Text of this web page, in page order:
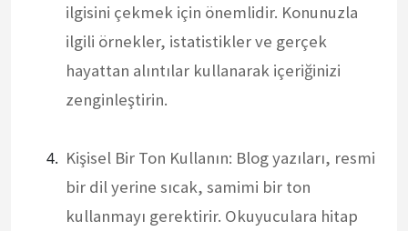
ilgisini çekmek için önemlidir. Konunuzla
ilgili örnekler, istatistikler ve gerçek
hayattan alıntılar kullanarak içeriğinizi
zenginleştirin.
Kişisel Bir Ton Kullanın: Blog yazıları, resmi
bir dil yerine sıcak, samimi bir ton
kullanmayı gerektirir. Okuyuculara hitap